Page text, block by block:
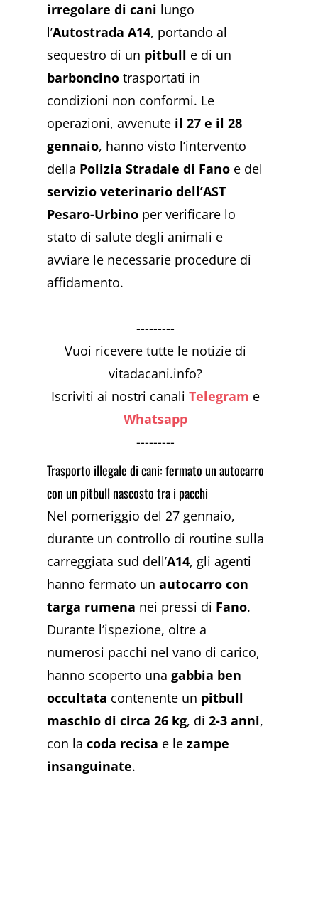
irregolare di cani lungo
l’Autostrada A14, portando al
sequestro di un pitbull e di un
barboncino trasportati in
condizioni non conformi. Le
operazioni, avvenute il 27 e il 28
gennaio, hanno visto l’intervento
della Polizia Stradale di Fano e del
servizio veterinario dell’AST
Pesaro-Urbino per verificare lo
stato di salute degli animali e
avviare le necessarie procedure di
affidamento.
---------
Vuoi ricevere tutte le notizie di
vitadacani.info?
Iscriviti ai nostri canaliTelegram e
Whatsapp
---------
Trasporto illegale di cani: fermato un autocarro
con un pitbull nascosto tra i pacchi
Nel pomeriggio del 27 gennaio,
durante un controllo di routine sulla
carreggiata sud dell’A14, gli agenti
hanno fermato unautocarro con
targa rumena nei pressi di Fano.
Durante l’ispezione, oltre a
numerosi pacchi nel vano di carico,
hanno scoperto unagabbia ben
occultata contenente un pitbull
maschio di circa 26 kg, di2-3 anni,
con lacoda recisa e lezampe
insanguinate.